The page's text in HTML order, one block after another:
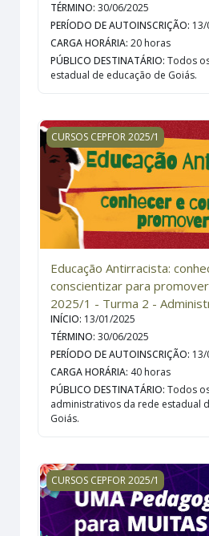
TÉRMINO:30/06/2025
PERÍODO DE AUTOINSCRIÇÃO:
CARGA HORÁRIA:20 horas
PÚBLICO DESTINATÁRIO:Todos
estadual de educação de Goiás.
Educação Antirracista:
CURSOS CEPFOR 2025/1
Educação Antirracista:
conscientizar para
2025/1 - Turma 2 -
INÍCIO: 13/01/2025
TÉRMINO:30/06/2025
PERÍODO DE AUTOINSCRIÇÃO:
CARGA HORÁRIA: 40 horas
PÚBLICO DESTINATÁRIO:Todos
administrativos da rede estadual
Goiás.
UMA pedagogia para
CURSOS CEPFOR 2025/1